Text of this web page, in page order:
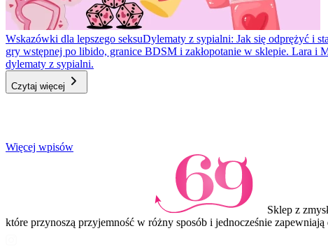
Wskazówki dla lepszego seksuDylematy z sypialni: Jak się odprężyć i
gry wstępnej po libido, granice BDSM i zakłopotanie w sklepie. Lara i
dylematy z sypialni.
Czytaj więcej
Item
Więcej wpisów
Sklep z
które przynoszą przyjemność w różny sposób i jednocześnie